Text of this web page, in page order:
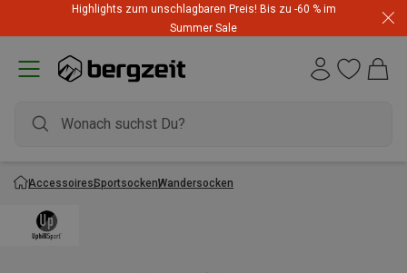
Highlights zum unschlagbaren Preis! Bis zu -60 % im
Summer Sale
AccessoiresSportsockenWandersocken